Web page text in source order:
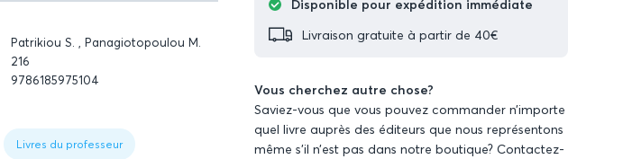
Patrikiou S. , Panagiotopoulou M.
216
9786185975104
Livres du professeur
Disponible pour expédition immédiate
Livraison gratuite à partir de 40€
Vous cherchez autre chose?
Saviez-vous que vous pouvez commander n’importe
quel livre auprès des éditeurs que nous représentons
même s’il n’est pas dans notre boutique? Contactez-